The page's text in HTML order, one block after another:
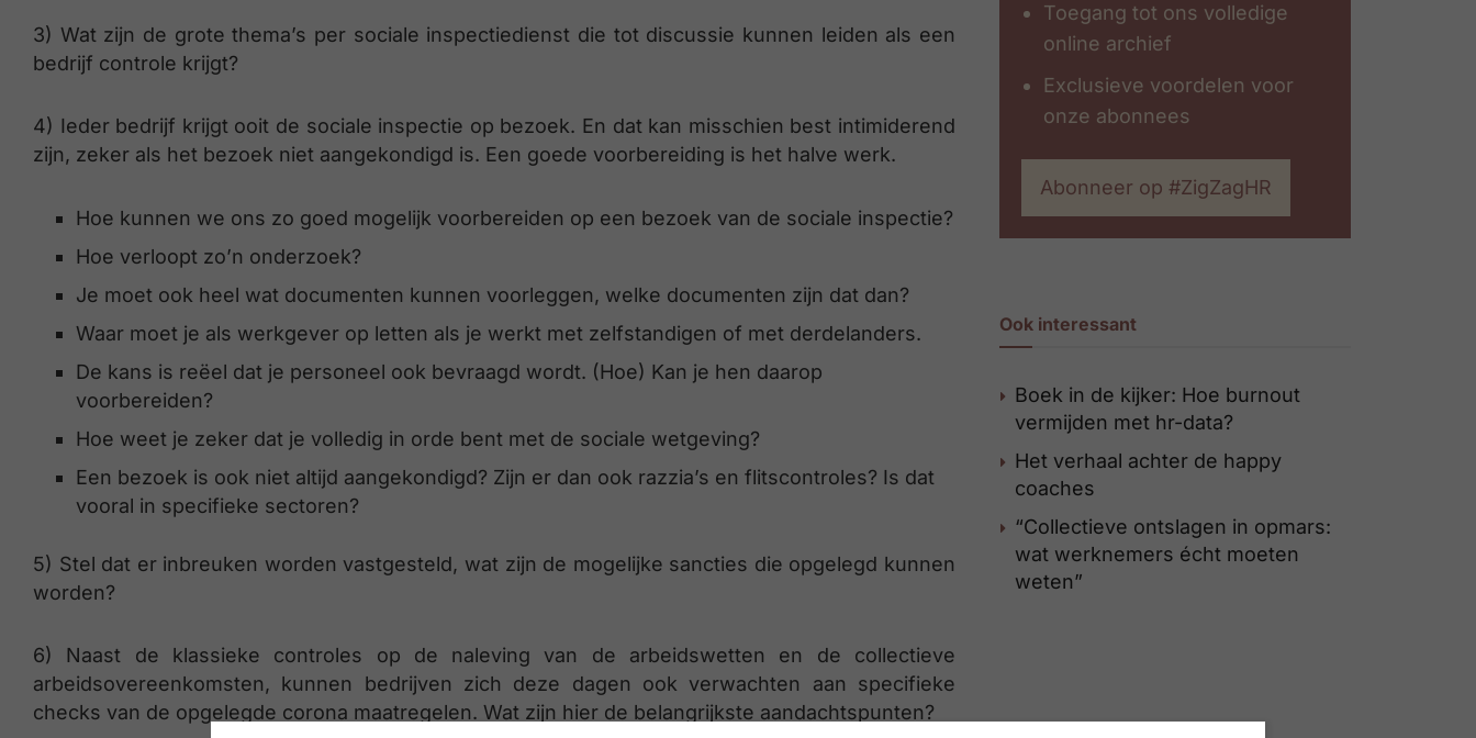
3) Wat zijn de grote thema’s per sociale inspectiedienst die tot discussie kunnen leiden als een
bedrijf controle krijgt?
4) Ieder bedrijf krijgt ooit de sociale inspectie op bezoek. En dat kan misschien best intimiderend
zijn, zeker als het bezoek niet aangekondigd is. Een goede voorbereiding is het halve werk.
Hoe kunnen we ons zo goed mogelijk voorbereiden op een bezoek van de sociale inspectie?
Hoe verloopt zo’n onderzoek?
Je moet ook heel wat documenten kunnen voorleggen, welke documenten zijn dat dan?
Waar moet je als werkgever op letten als je werkt met zelfstandigen of met derdelanders.
De kans is reëel dat je personeel ook bevraagd wordt. (Hoe) Kan je hen daarop
voorbereiden?
Hoe weet je zeker dat je volledig in orde bent met de sociale wetgeving?
Een bezoek is ook niet altijd aangekondigd? Zijn er dan ook razzia’s en flitscontroles? Is dat
vooral in specifieke sectoren?
5) Stel dat er inbreuken worden vastgesteld, wat zijn de mogelijke sancties die opgelegd kunnen
worden?
6) Naast de klassieke controles op de naleving van de arbeidswetten en de collectieve
arbeidsovereenkomsten, kunnen bedrijven zich deze dagen ook verwachten aan specifieke
checks van de opgelegde corona maatregelen. Wat zijn hier de belangrijkste aandachtspunten?
Toegang tot ons volledige
online archief
Exclusieve voordelen voor
onze abonnees
Abonneer op #ZigZagHR
Ook interessant
Boek in de kijker: Hoe burnout
vermijden met hr-data?
Het verhaal achter de happy
coaches
“Collectieve ontslagen in opmars:
wat werknemers écht moeten
weten”